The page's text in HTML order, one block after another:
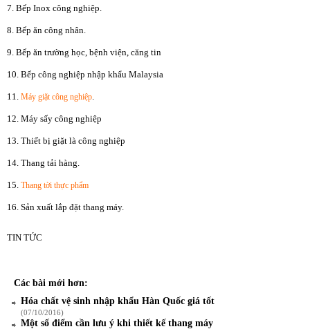
7. Bếp Inox công nghiệp.
8. Bếp ăn công nhân.
9. Bếp ăn trường học, bệnh viện, căng tin
10. Bếp công nghiệp nhập khẩu Malaysia
11. Máy giặt công nghiệp.
12. Máy sấy công nghiệp
13. Thiết bị giặt là công nghiệp
14. Thang tải hàng.
15. Thang tời thực phẩm
16. Sản xuất lắp đặt thang máy.
TIN TỨC
Các bài mới hơn:
Hóa chất vệ sinh nhập khẩu Hàn Quốc giá tốt
(07/10/2016)
Một số điểm cần lưu ý khi thiết kế thang máy